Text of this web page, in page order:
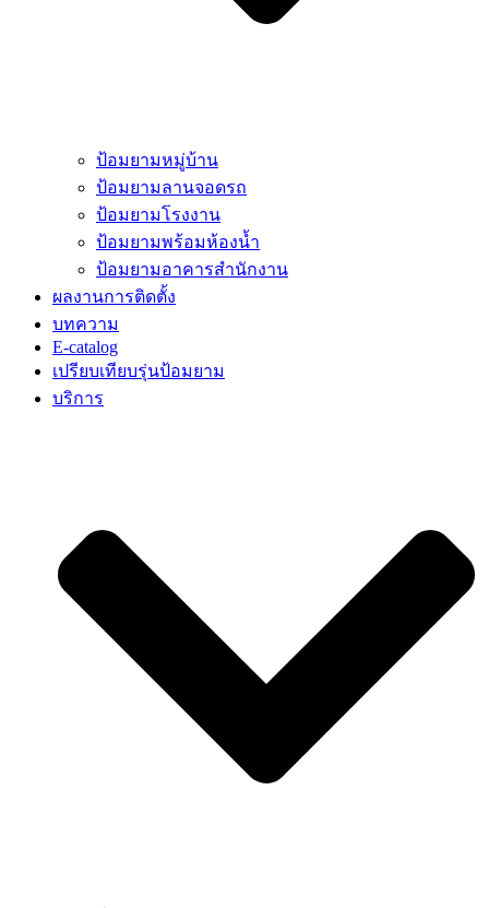
ป้อมยามหมู่บ้าน
ป้อมยามลานจอดรถ
ป้อมยามโรงงาน
ป้อมยามพร้อมห้องน้ำ
ป้อมยามอาคารสำนักงาน
ผลงานการติดตั้ง
บทความ
E-catalog
เปรียบเทียบรุ่นป้อมยาม
บริการ